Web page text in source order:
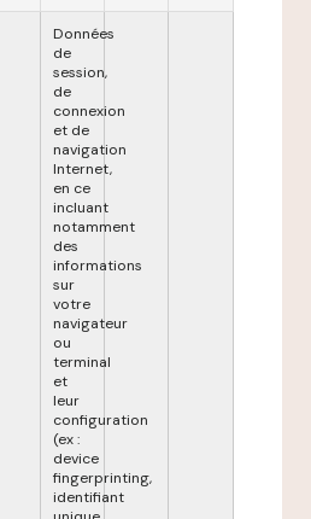
Données
de
session,
de
connexion
et de
navigation
Internet,
en ce
incluant
notamment
des
informations
sur
votre
navigateur
ou
terminal
et
leur
configuration
(ex :
device
fingerprinting,
identifiant